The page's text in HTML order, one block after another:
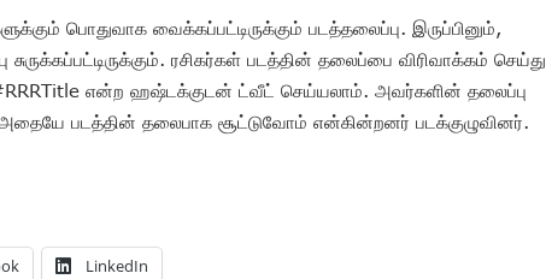
பொதுவாக வைக்கப்பட்டிருக்கும் படத்தலைப்பு. இருப்பினும்,
ரசிகர்கள் படத்தின் தலைப்பை விரிவாக்கம் செய்து
என்ற ஹஷ்டக்குடன் ட்வீட் செய்யலாம். அவர்களின் தலைப்பு
அதையே படத்தின் தலைபாக சூட்டுவோம் என்கின்றனர் படக்குழுவினர்.
LinkedIn